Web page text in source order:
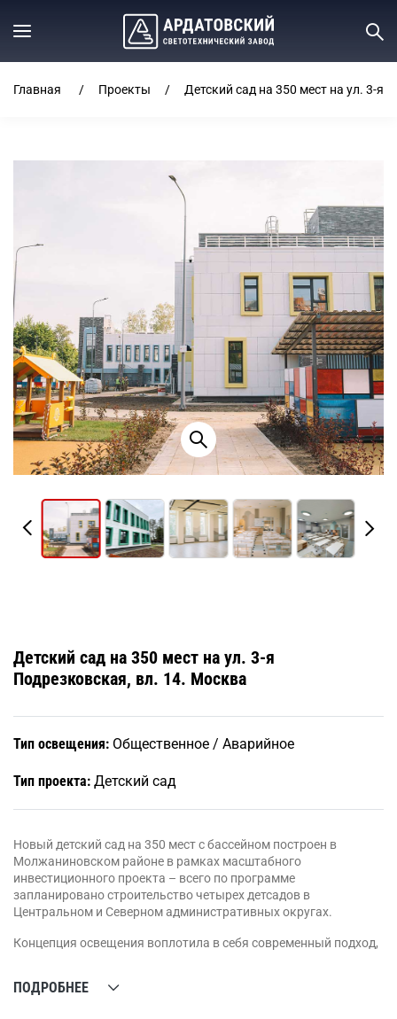
Главная Проекты Детский сад на 350 мест на ул. 3-я
Детский сад на 350 мест на ул. 3-я
Подрезковская, вл. 14. Москва
Тип освещения: Общественное / Аварийное
Тип проекта: Детский сад
Новый детский сад на 350 мест с бассейном построен в
Молжаниновском районе в рамках масштабного
инвестиционного проекта – всего по программе
запланировано строительство четырех детсадов в
Центральном и Северном административных округах.
Концепция освещения воплотила в себя современный подход,
детский учреждений, а также применением светильников
ПОДРОБНЕЕ